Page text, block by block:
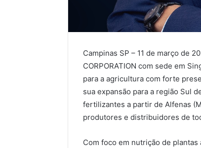
Campinas SP – 11 de março de
CORPORATION com sede em
para a agricultura com forte
sua expansão para a região Sul
fertilizantes a partir de Alfenas
produtores e distribuidores de
Com foco em nutrição de